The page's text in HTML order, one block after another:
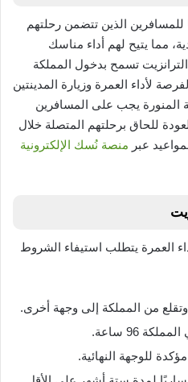
للمسافرين الذين تتضمن رحلتهم
مما يتيح لهم أداء مناسك
تسمح بدخول المملكة
يوفر الفرصة لأداء العمرة وزيارة المدينتين
المنورة يجب على المسافرين
للحاق برحلتهم المتصلة خلال
عبر منصة نُسك الإلكترونية
العمرة يتطلب استيفاء الشروط
من المملكة إلى وجهة أخرى.
96 ساعة.
للوجهة النهائية.